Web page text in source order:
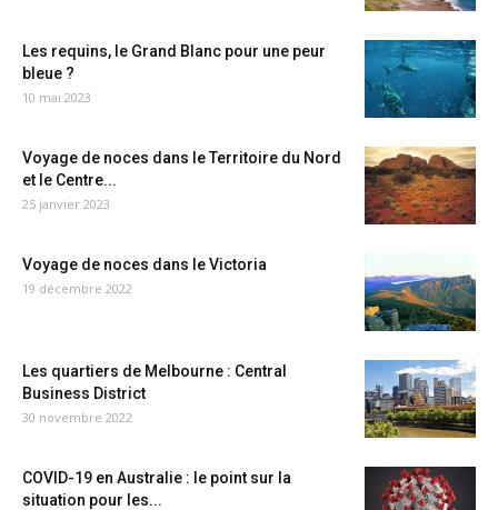
Les requins, le Grand Blanc pour une peur
bleue ?
10 mai 2023
Voyage de noces dans le Territoire du Nord
et le Centre...
25 janvier 2023
Voyage de noces dans le Victoria
19 décembre 2022
Les quartiers de Melbourne : Central
Business District
30 novembre 2022
COVID-19 en Australie : le point sur la
situation pour les...